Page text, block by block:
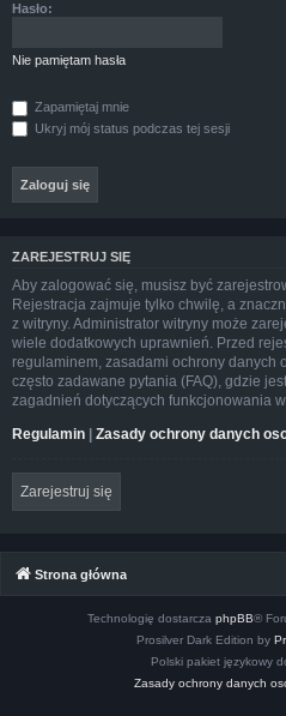
Hasło:
Nie pamiętam hasła
Zapamiętaj mnie
Ukryj mój status podczas tej sesji
ZAREJESTRUJ SIĘ
Aby zalogować się, musisz być
Rejestracja zajmuje tylko chwilę, a
z witryny. Administrator witryny może
wiele dodatkowych uprawnień. Przed
regulaminem, zasadami ochrony danych
często zadawane pytania (FAQ), gdzie
zagadnień dotyczących funkcjonowania
Regulamin | Zasady ochrony danych
Zarejestruj się
Strona główna
Technologię dostarcza phpBB®
Prosilver Dark Edition by
Polski pakiet językowy
Zasady ochrony danych